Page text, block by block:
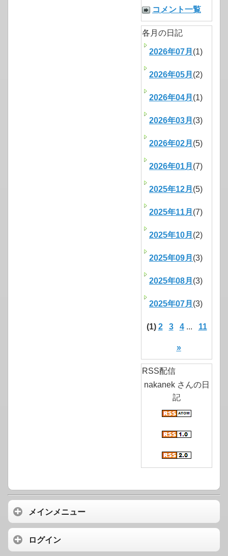
コメント一覧
各月の日記
2026年07月 (1)
2026年05月 (2)
2026年04月 (1)
2026年03月 (3)
2026年02月 (5)
2026年01月 (7)
2025年12月 (5)
2025年11月 (7)
2025年10月 (2)
2025年09月 (3)
2025年08月 (3)
2025年07月 (3)
(1) 2 3 4... 11
»
RSS配信
nakanek さんの日
記
メインメニュー
ログイン